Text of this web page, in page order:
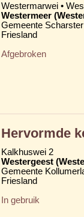
Westermarwei •
Westermeer
Gemeente
Friesland
Afgebroken
Hervormde
Kalkhuswei 2
Westergeest
Gemeente
Friesland
In gebruik